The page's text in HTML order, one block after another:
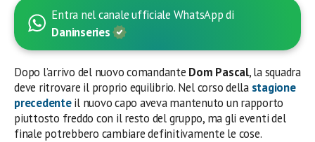
Entra nel canale ufficiale WhatsApp di
Daninseries
Dopo l’arrivo del nuovo comandante Dom Pascal, la squadra
deve ritrovare il proprio equilibrio. Nel corso della stagione
precedenteil nuovo capo aveva mantenuto un rapporto
piuttosto freddo con il resto del gruppo, ma gli eventi del
finale potrebbero cambiare definitivamente le cose.